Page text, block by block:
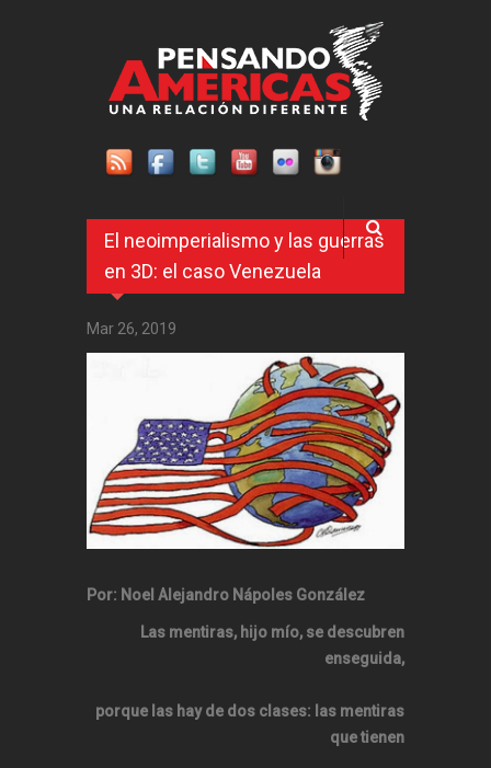
El neoimperialismo y las guerras
en 3D: el caso Venezuela
Mar 26, 2019
Por: Noel Alejandro Nápoles González
Las mentiras, hijo mío, se descubren
enseguida,
porque las hay de dos clases: las mentiras
que tienen